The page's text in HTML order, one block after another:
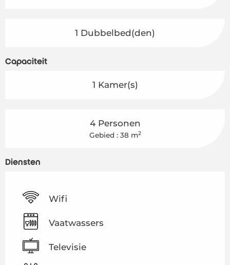
1 Dubbelbed(den)
Capaciteit
1 Kamer(s)
4 Personen
Gebied : 38 m2
Diensten
Wifi
Vaatwassers
Televisie